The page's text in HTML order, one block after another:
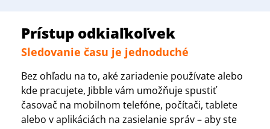
Prístup odkiaľkoľvek
Sledovanie času je jednoduché
Bez ohľadu na to, aké zariadenie používate alebo
kde pracujete, Jibble vám umožňuje spustiť
časovač na mobilnom telefóne, počítači, tablete
alebo v aplikáciách na zasielanie správ – aby ste